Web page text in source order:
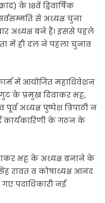
के 18वें द्विवार्षिक
से अध्यक्ष चुना
अध्यक्ष बने हैं। इससे पहले
में ही दल ने पहला चुनाव
में आयोजित महाधिवेशन
के प्रमुख दिवाकर भट्ट,
पूर्व अध्यक्ष पुष्पेश त्रिपाठी न
के गठन के
भट्ट के अध्यक्ष बनाने के
रावत व कोषाध्यक्ष आनंद
पदाधिकारी नई